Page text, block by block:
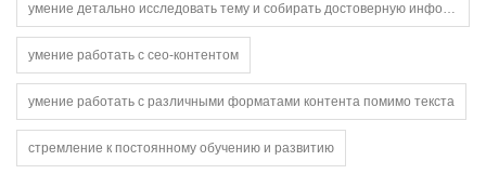
умение детально исследовать тему и собирать достоверную информацию, которая будет полезна для написания контента
умение работать с сео-контентом
умение работать с различными форматами контента помимо текста
стремление к постоянному обучению и развитию